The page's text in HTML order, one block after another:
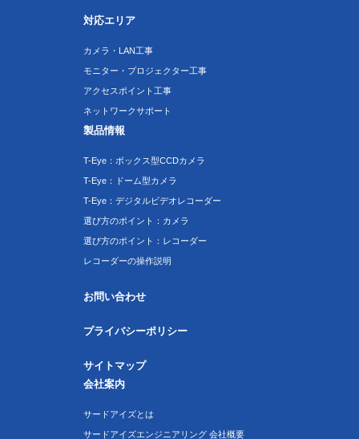
対応エリア
カメラ・LAN工事
モニター・プロジェクター工事
アクセスポイント工事
ネットワークサポート
製品情報
T-Eye：ボックス型CCDカメラ
T-Eye：ドーム型カメラ
T-Eye：デジタルビデオレコーダー
選び方のポイント：カメラ
選び方のポイント：レコーダー
レコーダーの操作説明
お問い合わせ
プライバシーポリシー
サイトマップ
会社案内
サードアイズとは
サードアイズエンジニアリング 会社概要